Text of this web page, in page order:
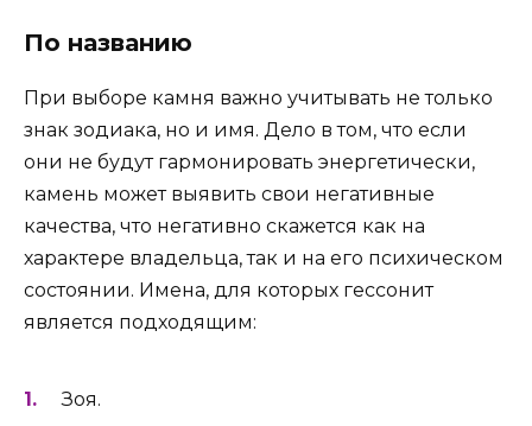
По названию
При выборе камня важно учитывать не только
знак зодиака, но и имя. Дело в том, что если
они не будут гармонировать энергетически,
камень может выявить свои негативные
качества, что негативно скажется как на
характере владельца, так и на его психическом
состоянии. Имена, для которых гессонит
является подходящим:
Зоя.